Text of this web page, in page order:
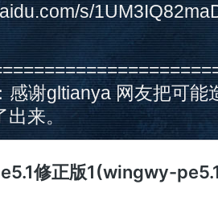
s/
感谢gltianya 网友把可能
出来。